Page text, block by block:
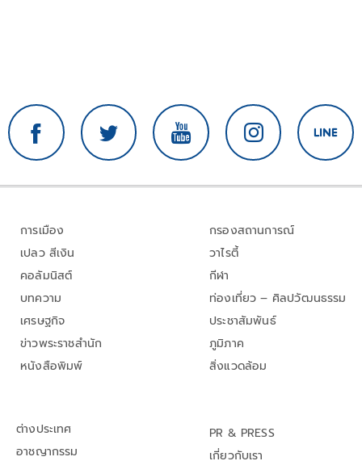
การเมือง
เปลว สีเงิน
คอลัมนิสต์
บทความ
เศรษฐกิจ
ข่าวพระราชสำนัก
หนังสือพิมพ์
กรองสถานการณ์
วาไรตี้
กีฬา
ท่องเที่ยว – ศิลปวัฒนธรรม
ประชาสัมพันธ์
ภูมิภาค
สิ่งแวดล้อม
ต่างประเทศ
อาชญากรรม
PR & PRESS
เกี่ยวกับเรา